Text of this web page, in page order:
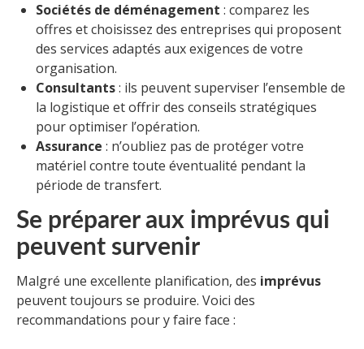
Sociétés de déménagement : comparez les
offres et choisissez des entreprises qui proposent
des services adaptés aux exigences de votre
organisation.
Consultants: ils peuvent superviser l’ensemble de
la logistique et offrir des conseils stratégiques
pour optimiser l’opération.
Assurance : n’oubliez pas de protéger votre
matériel contre toute éventualité pendant la
période de transfert.
Se préparer aux imprévus qui
peuvent survenir
Malgré une excellente planification, des imprévus
peuvent toujours se produire. Voici des
recommandations pour y faire face :